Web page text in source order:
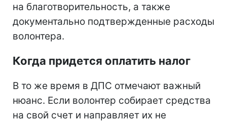
на благотворительность, а также
документально подтвержденные расходы
волонтера.
Когда придется оплатить налог
В то же время в ДПС отмечают важный
нюанс. Если волонтер собирает средства
на свой счет и направляет их не